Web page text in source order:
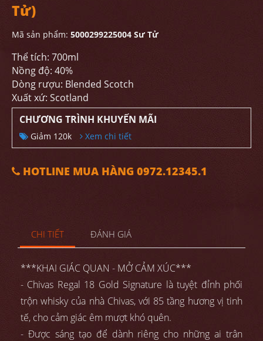
Tử)
Mã sản phẩm: 5000299225004 Sư Tử
Thể tích: 700ml
Nồng độ: 40%
Dòng rượu: Blended Scotch
Xuất xứ: Scotland
CHƯƠNG TRÌNH KHUYẾN MÃI
Giảm 120k Xem chi tiết
HOTLINE MUA HÀNG 0972.12345.1
CHI TIẾT ĐÁNH GIÁ
***KHAI GIÁC QUAN - MỞ CẢM XÚC***
- Chivas Regal 18 Gold Signature là tuyệt đỉnh phối
trộn whisky của nhà Chivas, với 85 tầng hương vị tinh
tế, cho cảm giác êm mượt khó quên.
- Được sáng tạo để dành riêng cho những ai trân